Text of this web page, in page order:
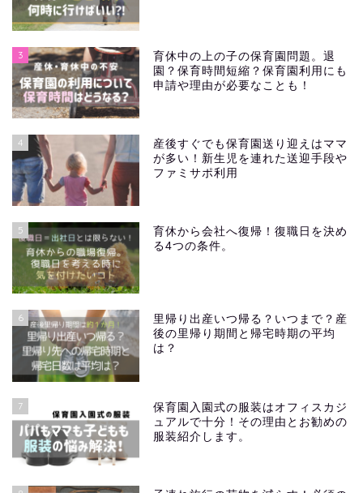
3
育休中の上の子の保育園問題。退
園？保育時間短縮？保育園利用にも
申請や理由が必要なことも！
4
産後すぐでも保育園送り迎えはママ
が多い！新生児を連れた送迎手段や
ファミサポ利用
5
育休から会社へ復帰！復職日を決め
る4つの条件。
6
里帰り出産いつ帰る？いつまで？産
後の里帰り期間と帰宅時期の平均
は？
7
保育園入園式の服装はオフィスカジ
ュアルで十分！その理由とお勧めの
服装紹介します。